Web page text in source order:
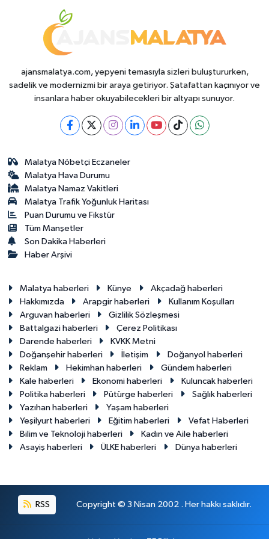
ajansmalatya.com, yepyeni temasıyla sizleri buluştururken,
sadelik ve modernizmi bir araya getiriyor. Şatafattan kaçınıyor ve
insanlara haber okuyabilecekleri bir altyapı sunuyor.
Malatya Nöbetçi Eczaneler
Malatya Hava Durumu
Malatya Namaz Vakitleri
Malatya Trafik Yoğunluk Haritası
Puan Durumu ve Fikstür
Tüm Manşetler
Son Dakika Haberleri
Haber Arşivi
Malatya haberleri Künye
Akçadağ haberleri
Hakkımızda
Arapgir haberleri
Kullanım Koşulları
Arguvan haberleri
Gizlilik Sözleşmesi
Battalgazi haberleri
Çerez Politikası
Darende haberleri
KVKK Metni
Doğanşehir haberleri
İletişim
Doğanyol haberleri
Reklam
Hekimhan haberleri
Gündem haberleri
Kale haberleri
Ekonomi haberleri
Kuluncak haberleri
Politika haberleri
Pütürge haberleri
Sağlık haberleri
Yazıhan haberleri
Yaşam haberleri
Yeşilyurt haberleri
Eğitim haberleri
Vefat Haberleri
Bilim ve Teknoloji haberleri
Kadın ve Aile haberleri
Asayiş haberleri
ÜLKE haberleri Dünya haberleri
RSS Copyright © 3 Nisan 2002 . Her hakkı saklıdır.
Politika
Sağlık
Spor
Teknoloji